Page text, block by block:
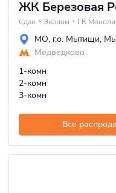
ЖК Березовая
Сдан Эконом ГК
МО, г.о. Мытищи,
Медведково
1-комн
2-комн
3-комн
Все